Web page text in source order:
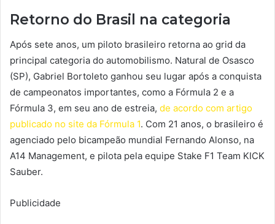
Retorno do Brasil na categoria
Após sete anos, um piloto brasileiro retorna ao grid da
principal categoria do automobilismo. Natural de Osasco
(SP), Gabriel Bortoleto ganhou seu lugar após a conquista
de campeonatos importantes, como a Fórmula 2 e a
Fórmula 3, em seu ano de estreia, de acordo com artigo
publicado no site da Fórmula 1. Com 21 anos, o brasileiro é
agenciado pelo bicampeão mundial Fernando Alonso, na
A14 Management, e pilota pela equipe Stake F1 Team KICK
Sauber.
Publicidade